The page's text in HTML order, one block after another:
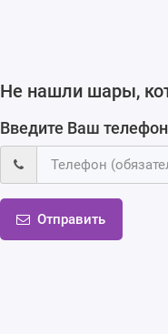
Не нашли шары,
Введите Ваш
Отправить